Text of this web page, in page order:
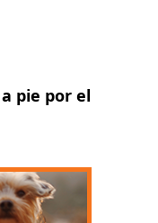
pie por el